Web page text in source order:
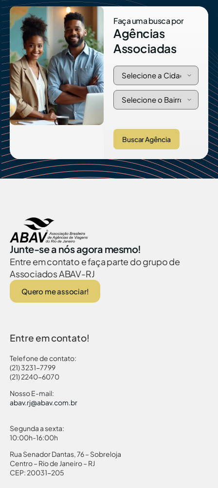
Faça uma busca por
Agências
Associadas
Buscar Agência
Junte-se a nós agora mesmo!
Entre em contato e faça parte do grupo de
Associados ABAV-RJ
Quero me associar!
Entre em contato!
Telefone de contato:
(21) 3231-7799
(21) 2240-6070
Nosso E-mail:
abav.rj@abav.com.br
Segunda a sexta:
10:00h-16:00h
Rua Senador Dantas, 76 – Sobreloja
Centro – Rio de Janeiro – RJ
CEP: 20031-205